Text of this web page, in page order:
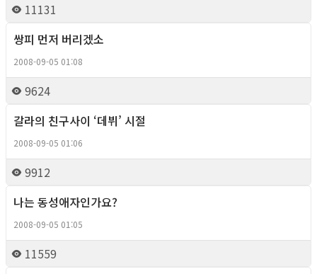
11131
쌍피 먼저 버리겠소
2008-09-05 01:08
9624
갈라의 친구사이 ‘데뷔’ 시절
2008-09-05 01:06
9912
나는 동성애자인가요?
2008-09-05 01:05
11559